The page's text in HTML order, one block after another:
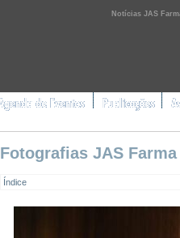
Notícias JAS
Fotografias JAS
Índice